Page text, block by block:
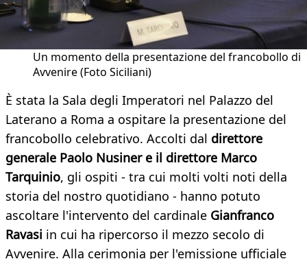
Un momento della presentazione del francobollo di
Avvenire (Foto Siciliani)
È stata la Sala degli Imperatori nel Palazzo del
Laterano a Roma a ospitare la presentazione del
francobollo celebrativo. Accolti dal direttore
generale Paolo Nusiner e il direttore Marco
Tarquinio, gli ospiti - tra cui molti volti noti della
storia del nostro quotidiano - hanno potuto
ascoltare l'intervento del cardinale Gianfranco
Ravasi in cui ha ripercorso il mezzo secolo di
Avvenire. Alla cerimonia per l'emissione ufficiale